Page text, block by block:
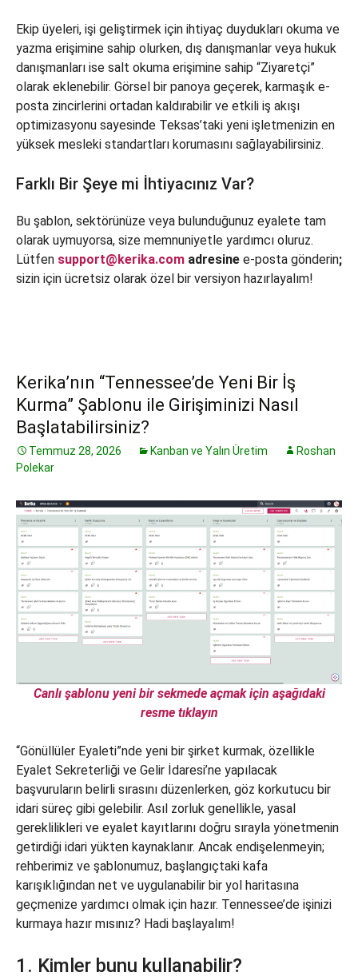
Ekip üyeleri, işi geliştirmek için ihtiyaç duydukları okuma ve
yazma erişimine sahip olurken, dış danışmanlar veya hukuk
danışmanları ise salt okuma erişimine sahip “Ziyaretçi”
olarak eklenebilir. Görsel bir panoya geçerek, karmaşık e-
posta zincirlerini ortadan kaldırabilir ve etkili iş akışı
optimizasyonu sayesinde Teksas’taki yeni işletmenizin en
yüksek mesleki standartları korumasını sağlayabilirsiniz.
Farklı Bir Şeye mi İhtiyacınız Var?
Bu şablon, sektörünüze veya bulunduğunuz eyalete tam
olarak uymuyorsa, size memnuniyetle yardımcı oluruz.
Lütfen support@kerika.com adresine e-posta gönderin;
sizin için ücretsiz olarak özel bir versiyon hazırlayalım!
Kerika’nın “Tennessee’de Yeni Bir İş
Kurma” Şablonu ile Girişiminizi Nasıl
Başlatabilirsiniz?
Temmuz 28, 2026 Kanban ve Yalın Üretim
Roshan
Polekar
Canlı şablonu yeni bir sekmede açmak için aşağıdaki
resme tıklayın
“Gönüllüler Eyaleti”nde yeni bir şirket kurmak, özellikle
Eyalet Sekreterliği ve Gelir İdaresi’ne yapılacak
başvuruların belirli sırasını düzenlerken, göz korkutucu bir
idari süreç gibi gelebilir. Asıl zorluk genellikle, yasal
gereklilikleri ve eyalet kayıtlarını doğru sırayla yönetmenin
getirdiği idari yükten kaynaklanır. Ancak endişelenmeyin;
rehberimiz ve şablonumuz, başlangıçtaki kafa
karışıklığından net ve uygulanabilir bir yol haritasına
geçmenize yardımcı olmak için hazır. Tennessee’de işinizi
kurmaya hazır mısınız? Hadi başlayalım!
1. Kimler bunu kullanabilir?